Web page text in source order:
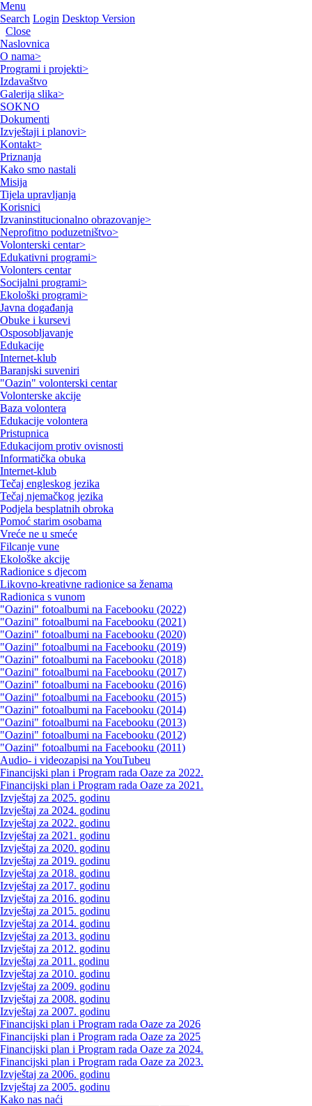
Menu
Search Login Desktop Version
Close
Naslovnica
O nama>
Programi i projekti>
Izdavaštvo
Galerija slika>
SOKNO
Dokumenti
Izvještaji i planovi>
Kontakt>
Priznanja
Kako smo nastali
Misija
Tijela upravljanja
Korisnici
Izvaninstitucionalno obrazovanje>
Neprofitno poduzetništvo>
Volonterski centar>
Edukativni programi>
Volonters centar
Socijalni programi>
Ekološki programi>
Javna događanja
Obuke i kursevi
Osposobljavanje
Edukacije
Internet-klub
Baranjski suveniri
"Oazin" volonterski centar
Volonterske akcije
Baza volontera
Edukacije volontera
Pristupnica
Edukacijom protiv ovisnosti
Informatička obuka
Internet-klub
Tečaj engleskog jezika
Tečaj njemačkog jezika
Podjela besplatnih obroka
Pomoć starim osobama
Vreće ne u smeće
Filcanje vune
Ekološke akcije
Radionice s djecom
Likovno-kreativne radionice sa ženama
Radionica s vunom
"Oazini" fotoalbumi na Facebooku (2022)
"Oazini" fotoalbumi na Facebooku (2021)
"Oazini" fotoalbumi na Facebooku (2020)
"Oazini" fotoalbumi na Facebooku (2019)
"Oazini" fotoalbumi na Facebooku (2018)
"Oazini" fotoalbumi na Facebooku (2017)
"Oazini" fotoalbumi na Facebooku (2016)
"Oazini" fotoalbumi na Facebooku (2015)
"Oazini" fotoalbumi na Facebooku (2014)
"Oazini" fotoalbumi na Facebooku (2013)
"Oazini" fotoalbumi na Facebooku (2012)
"Oazini" fotoalbumi na Facebooku (2011)
Audio- i videozapisi na YouTubeu
Financijski plan i Program rada Oaze za 2022.
Financijski plan i Program rada Oaze za 2021.
Izvještaj za 2025. godinu
Izvještaj za 2024. godinu
Izvještaj za 2022. godinu
Izvještaj za 2021. godinu
Izvještaj za 2020. godinu
Izvještaj za 2019. godinu
Izvještaj za 2018. godinu
Izvještaj za 2017. godinu
Izvještaj za 2016. godinu
Izvještaj za 2015. godinu
Izvještaj za 2014. godinu
Izvještaj za 2013. godinu
Izvještaj za 2012. godinu
Izvještaj za 2011. godinu
Izvještaj za 2010. godinu
Izvještaj za 2009. godinu
Izvještaj za 2008. godinu
Izvještaj za 2007. godinu
Financijski plan i Program rada Oaze za 2026
Financijski plan i Program rada Oaze za 2025
Financijski plan i Program rada Oaze za 2024.
Financijski plan i Program rada Oaze za 2023.
Izvještaj za 2006. godinu
Izvještaj za 2005. godinu
Kako nas naći